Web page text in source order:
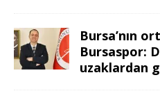
Bursa’nın
Bursaspor:
uzaklardan